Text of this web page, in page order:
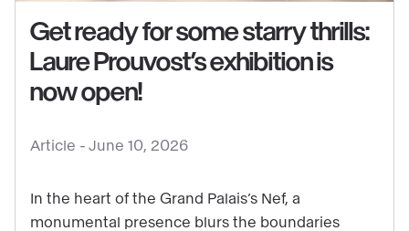
content
for
Get ready for some starry thrills:
Laure Prouvost’s exhibition is
now open!
Article - June 10, 2026
In the heart of the Grand Palais’s Nef, a
monumental presence blurs the boundaries